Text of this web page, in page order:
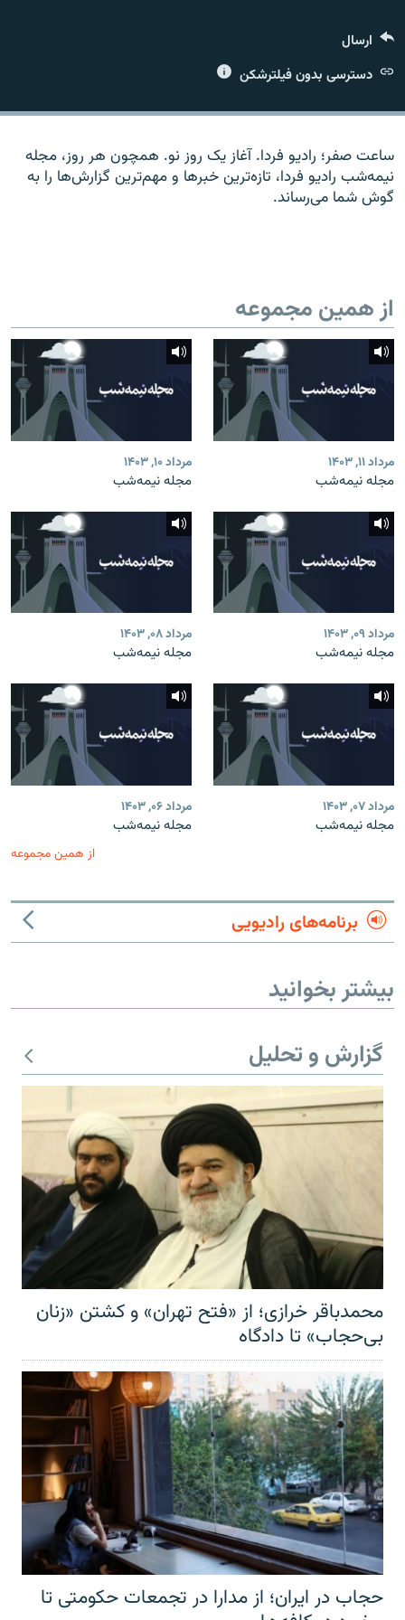
زبان‌های دیگر
ارسال
دسترسی بدون فیلترشکن
ساعت صفر؛ رادیو فردا. آغاز یک روز نو. همچون هر روز، مجله
نیمه‌شب رادیو فردا، تازه‌ترین خبرها و مهم‌ترین گزارش‌ها را به
گوش شما می‌رساند.
از همین مجموعه
مرداد ۱۱, ۱۴۰۳
مجله نیمه‌شب
مرداد ۱۰, ۱۴۰۳
مجله نیمه‌شب
مرداد ۰۹, ۱۴۰۳
مجله نیمه‌شب
مرداد ۰۸, ۱۴۰۳
مجله نیمه‌شب
مرداد ۰۷, ۱۴۰۳
مجله نیمه‌شب
مرداد ۰۶, ۱۴۰۳
مجله نیمه‌شب
از همین مجموعه
برنامه‌های رادیویی
بیشتر بخوانید
گزارش و تحلیل
محمدباقر خرازی؛ از «فتح تهران» و کشتن «زنان
بی‌حجاب» تا دادگاه
حجاب در ایران؛ از مدارا در تجمعات حکومتی تا